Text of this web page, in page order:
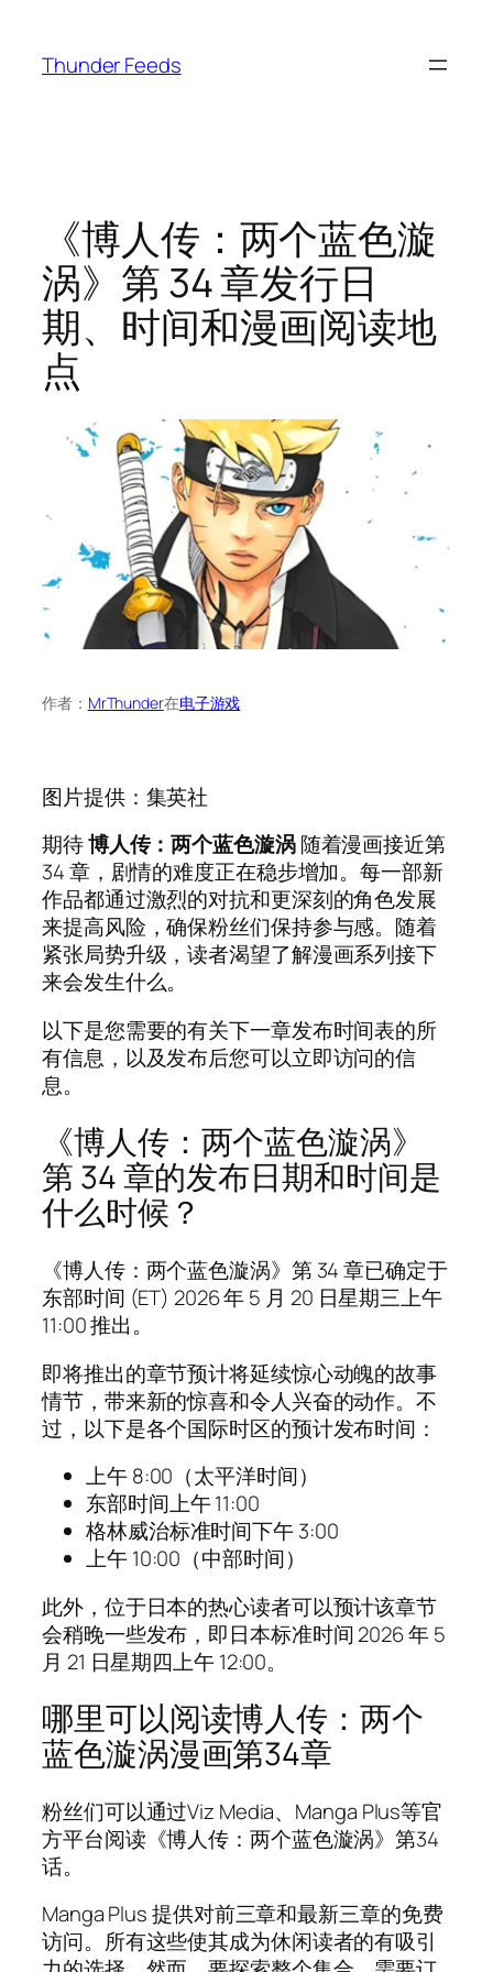
Thunder Feeds
《博人传：两个蓝色漩
涡》第 34 章发行日
期、时间和漫画阅读地
点
作者： MrThunder在电子游戏
图片提供：集英社
期待博人传：两个蓝色漩涡随着漫画接近第
34 章，剧情的难度正在稳步增加。每一部新
作品都通过激烈的对抗和更深刻的角色发展
来提高风险，确保粉丝们保持参与感。随着
紧张局势升级，读者渴望了解漫画系列接下
来会发生什么。
以下是您需要的有关下一章发布时间表的所
有信息，以及发布后您可以立即访问的信
息。
《博人传：两个蓝色漩涡》
第 34 章的发布日期和时间是
什么时候？
《博人传：两个蓝色漩涡》第 34 章已确定于
东部时间 (ET) 2026 年 5 月 20 日星期三上午
11:00 推出。
即将推出的章节预计将延续惊心动魄的故事
情节，带来新的惊喜和令人兴奋的动作。不
过，以下是各个国际时区的预计发布时间：
上午 8:00（太平洋时间）
东部时间上午 11:00
格林威治标准时间下午 3:00
上午 10:00（中部时间）
此外，位于日本的热心读者可以预计该章节
会稍晚一些发布，即日本标准时间 2026 年 5
月 21 日星期四上午 12:00。
哪里可以阅读博人传：两个
蓝色漩涡漫画第34章
粉丝们可以通过Viz Media、Manga Plus等官
方平台阅读《博人传：两个蓝色漩涡》第34
话。
Manga Plus 提供对前三章和最新三章的免费
访问。所有这些使其成为休闲读者的有吸引